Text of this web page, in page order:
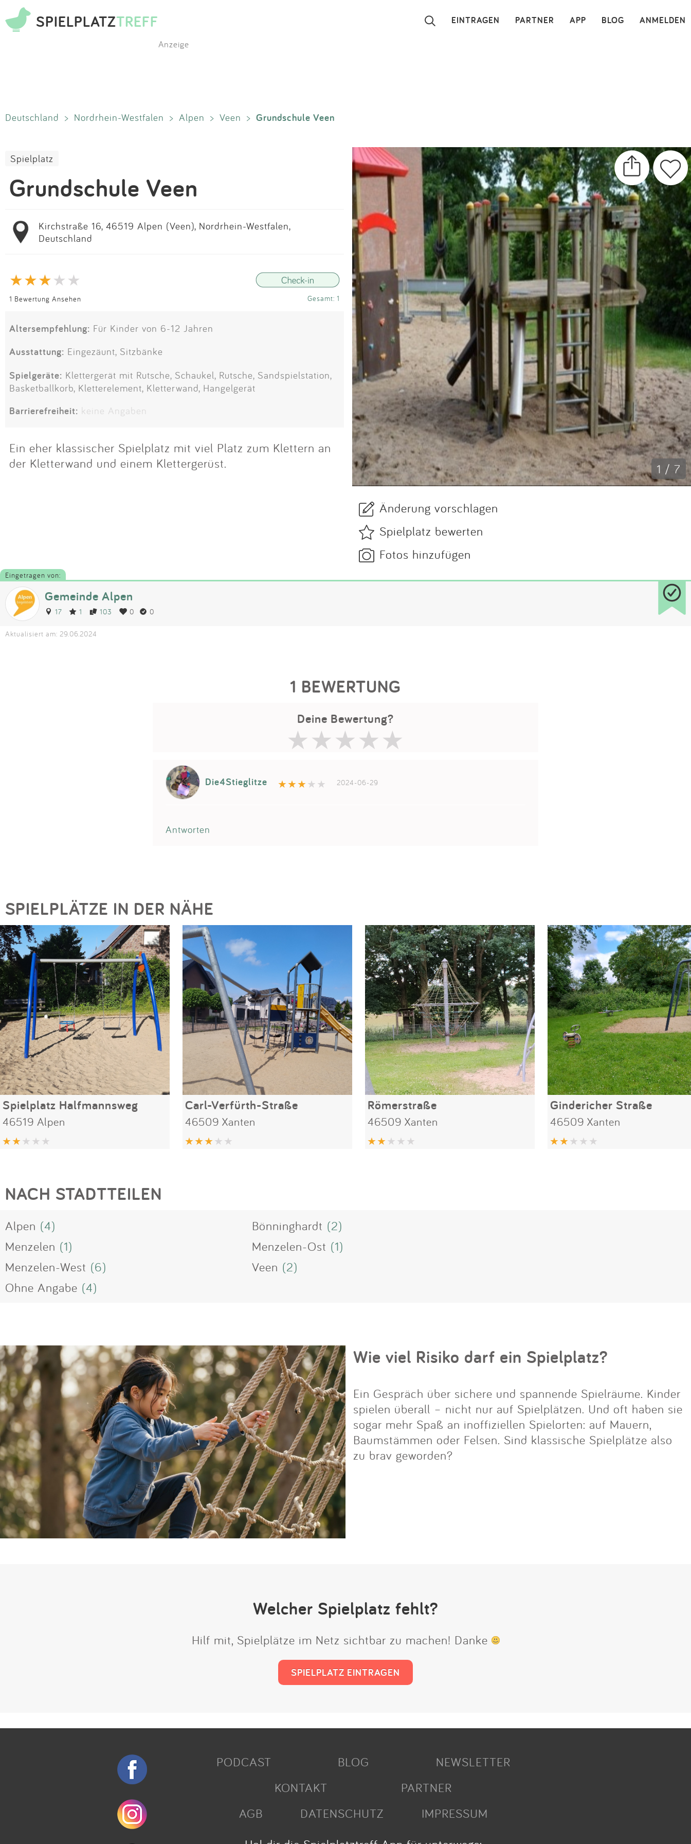
SPIELPLATZTREFF ANMELDEN
BLOG
APP
PARTNER
EINTRAGEN ×
App
Blog
Partner
Kontakt
Impressum
Anmelden
Anzeige
Deutschland > Nordrhein-Westfalen > Alpen > Veen > Grundschule Veen
Spielplatz
Grundschule Veen
Kirchstraße 16, 46519 Alpen (Veen), Nordrhein-Westfalen,
Deutschland
1 Bewertung Ansehen Gesamt: 1
Altersempfehlung: Für Kinder von 6-12 Jahren
Ausstattung: Eingezäunt, Sitzbänke
Spielgeräte: Klettergerät mit Rutsche, Schaukel, Rutsche, Sandspielstation,
Basketballkorb, Kletterelement, Kletterwand, Hangelgerät
Barrierefreiheit: keine Angaben
Ein eher klassischer Spielplatz mit viel Platz zum Klettern an
der Kletterwand und einem Klettergerüst.
1 / 7
Änderung vorschlagen
Spielplatz bewerten
Fotos hinzufügen
Eingetragen von:
Gemeinde Alpen
17 1 103 0 0
Aktualisiert am: 29.06.2024
1 BEWERTUNG
Deine Bewertung?
Die4Stieglitze 2024-06-29
Antworten
SPIELPLÄTZE IN DER NÄHE
Spielplatz Halfmannsweg
46519 Alpen
Carl-Verfürth-Straße
46509 Xanten
Römerstraße
46509 Xanten
Gindericher Straße
46509 Xanten
NACH STADTTEILEN
Alpen (4) Bönninghardt (2)
Menzelen (1) Menzelen-Ost (1)
Menzelen-West (6) Veen (2)
Ohne Angabe (4)
Wie viel Risiko darf ein Spielplatz?
Ein Gespräch über sichere und spannende Spielräume. Kinder
spielen überall – nicht nur auf Spielplätzen. Und oft haben sie
sogar mehr Spaß an inoffiziellen Spielorten: auf Mauern,
Baumstämmen oder Felsen. Sind klassische Spielplätze also
zu brav geworden?
Welcher Spielplatz fehlt?
Hilf mit, Spielplätze im Netz sichtbar zu machen! Danke
SPIELPLATZ EINTRAGEN
PODCAST BLOG
NEWSLETTER
KONTAKT
PARTNER
AGB
DATENSCHUTZ
IMPRESSUM